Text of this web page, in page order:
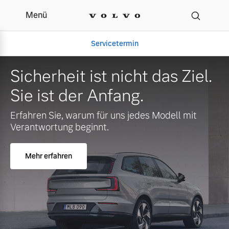
Menü
Servicetermin
Aktuelle Zubehörangebote
Volvo Gebrauchtwagenbörse
Über uns
Unser Team
Sicherheit ist nicht das Ziel.
Sie ist der Anfang.
Erfahren Sie, warum für uns jedes Modell mit
Verantwortung beginnt.
Mehr erfahren